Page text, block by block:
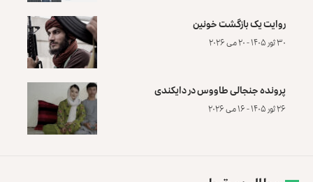
روایت یک بازگشت خونین
۳۰ ثور ۱۴۰۵ - ۲۰ می ۲۰۲۶
پرونده‌ جنجالی طاووس در دایکندی
۲۶ ثور ۱۴۰۵ - ۱۶ می ۲۰۲۶